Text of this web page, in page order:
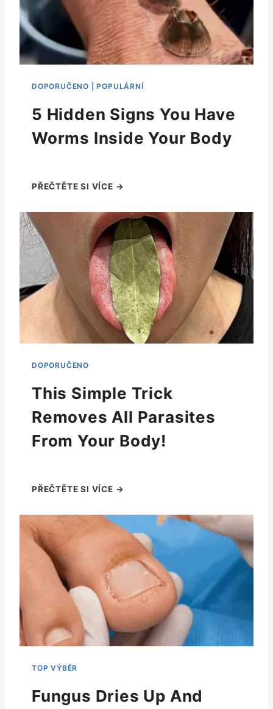
5 Hidden Signs You Have
Worms Inside Your Body
This Simple Trick
Removes All Parasites
From Your Body!
Fungus Dries Up And